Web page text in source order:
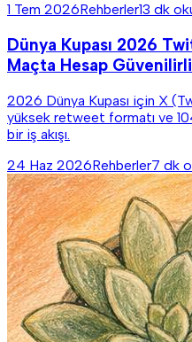
1 Tem 2026Rehberler13 dk
Dünya Kupası 2026
Maçta Hesap
2026 Dünya Kupası için X
yüksek retweet formatı ve
bir iş akışı.
24 Haz 2026Rehberler7 dk